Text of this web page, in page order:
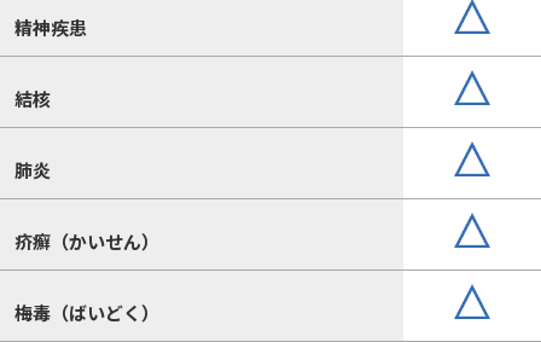
精神疾患
結核
肺炎
疥癬（かいせん）
梅毒（ばいどく）